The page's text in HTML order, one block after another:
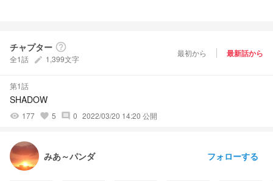
チャプター help_outline
全1話 create 1,399文字
最初から 最新話から
第1話
SHADOW
visibility 177 favorite 5 comment 0 2022/03/20 14:20 公開
みあ～パンダ フォローする